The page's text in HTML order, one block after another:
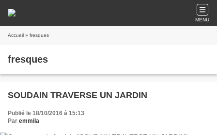
MENU
Accueil » fresques
fresques
SOUDAIN TRAVERSE UN JARDIN
Publié le 18/10/2016 à 15:13
Par emmila